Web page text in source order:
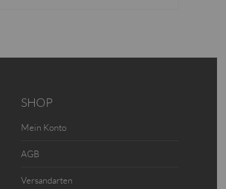
SHOP
Mein Konto
AGB
Versandarten